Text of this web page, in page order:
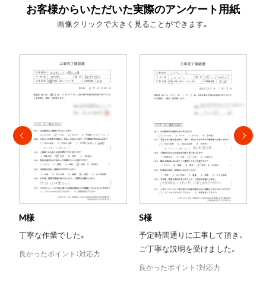
お客様からいただいた実際のアンケート用紙
画像クリックで大きく見ることができます。
予定時間通りに工事して頂き、
ご丁寧な説明を受けました。
当日対応がとても助かり
た。
良かったポイント：評判